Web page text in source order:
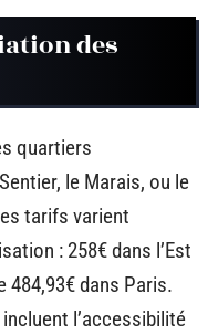
des
quartiers
le Marais, ou le
tarifs varient
: 258€ dans l’Est
484,93€ dans Paris.
l’accessibilité